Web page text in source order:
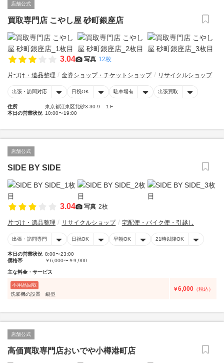
店舗公式
買取専門店 こやし屋 砂町銀座店
3.04 写真 12枚
片づけ・遺品整理 金券ショップ・チケットショップ リサイクルショップ
出張・訪問対応 日祝OK 駐車場有 出張買取
住所
東京都江東区北砂3-30-9 １F
本日の営業状況 10:00〜19:00
店舗公式
SIDE BY SIDE
3.04 写真 2枚
片づけ・遺品整理 リサイクルショップ 宅配便・バイク便・引越し
出張・訪問専門 日祝OK 早朝OK 21時以降OK
本日の営業状況 8:00〜23:00
価格帯
￥6,000〜￥9,900
主な料金・サービス
不用品回収
洗濯機の設置 縦型
￥6,000 （税込）
店舗公式
高価買取専門店おいでや小樽港町店